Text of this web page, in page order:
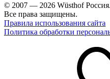
© 2007 — 2026 Wüsthof Россия.
Все права защищены.
Правила использования сайта
Политика обработки